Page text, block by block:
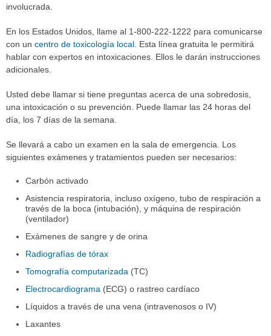
involucrada.
En los Estados Unidos, llame al 1-800-222-1222 para comunicarse
con un centro de toxicología local. Esta línea gratuita le permitirá
hablar con expertos en intoxicaciones. Ellos le darán instrucciones
adicionales.
Usted debe llamar si tiene preguntas acerca de una sobredosis,
una intoxicación o su prevención. Puede llamar las 24 horas del
día, los 7 días de la semana.
Se llevará a cabo un examen en la sala de emergencia. Los
siguientes exámenes y tratamientos pueden ser necesarios:
Carbón activado
Asistencia respiratoria, incluso oxígeno, tubo de respiración a
través de la boca (intubación), y máquina de respiración
(ventilador)
Exámenes de sangre y de orina
Radiografías de tórax
Tomografía computarizada (TC)
Electrocardiograma (ECG) o rastreo cardíaco
Líquidos a través de una vena (intravenosos o IV)
Laxantes